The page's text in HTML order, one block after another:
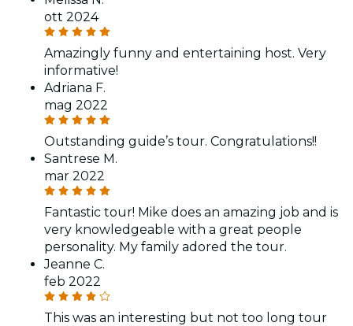
ott 2024
Amazingly funny and entertaining host. Very
informative!
Adriana F.
mag 2022
Outstanding guide’s tour. Congratulations!!
Santrese M.
mar 2022
Fantastic tour! Mike does an amazing job and is
very knowledgeable with a great people
personality. My family adored the tour.
Jeanne C.
feb 2022
This was an interesting but not too long tour